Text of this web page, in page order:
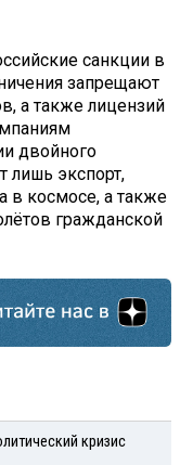
санкции в
запрещают
а также лицензий
двойного
лишь экспорт,
в космосе, а также
гражданской
кризис